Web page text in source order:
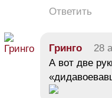
Ответить
Гринго 28
А вот две